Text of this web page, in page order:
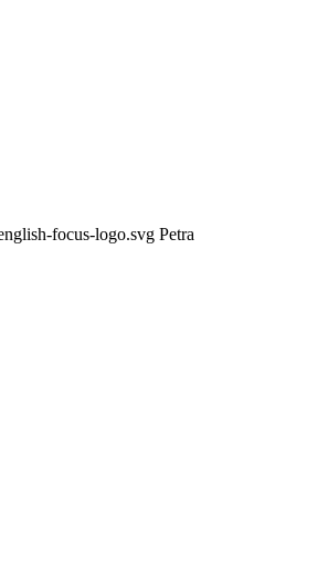
focus-logo.svg Petra